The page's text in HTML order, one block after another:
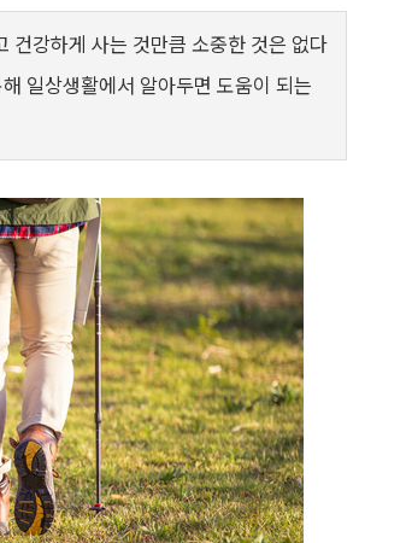
건강하게 사는 것만큼 소중한 것은 없다
일상생활에서 알아두면 도움이 되는